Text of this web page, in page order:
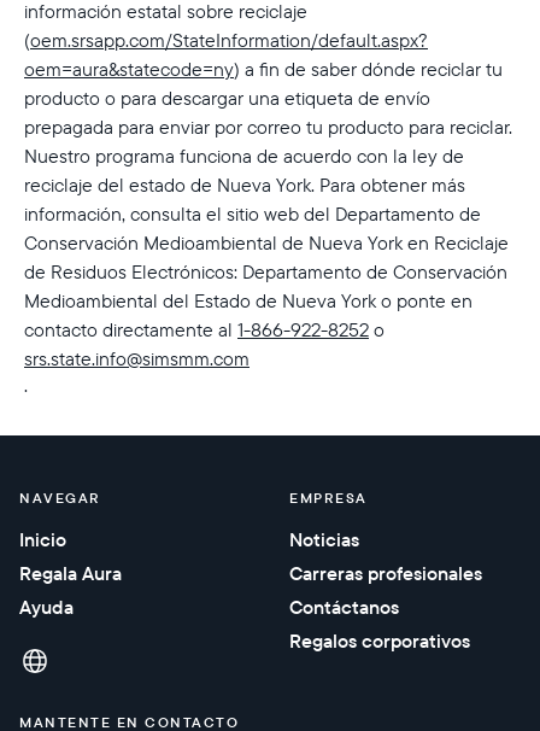
Enviar
información estatal sobre reciclaje
(oem.srsapp.com/StateInformation/default.aspx?
oem=aura&statecode=ny) a fin de saber dónde reciclar tu
producto o para descargar una etiqueta de envío
prepagada para enviar por correo tu producto para reciclar.
Nuestro programa funciona de acuerdo con la ley de
reciclaje del estado de Nueva York. Para obtener más
información, consulta el sitio web del Departamento de
Conservación Medioambiental de Nueva York en Reciclaje
de Residuos Electrónicos: Departamento de Conservación
Medioambiental del Estado de Nueva York o ponte en
contacto directamente al 1-866-922-8252 o
srs.state.info@simsmm.com
.
NAVEGAR
Inicio
Regala Aura
Ayuda
EMPRESA
Noticias
Carreras profesionales
Contáctanos
Regalos corporativos
MANTENTE EN CONTACTO